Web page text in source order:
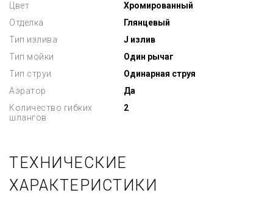
Цвет
Хромированный
Отделка
Глянцевый
Тип излива
J излив
Тип мойки
Один рычаг
Тип струи
Одинарная струя
Аэратор
Да
Количество гибких
шлангов
2
ТЕХНИЧЕСКИЕ
ХАРАКТЕРИСТИКИ